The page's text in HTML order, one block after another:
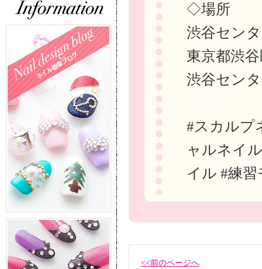
◇場所
渋谷セン
東京都渋
渋谷セン
#スカルプ
ャルネイ
イル #練
<<前のページへ